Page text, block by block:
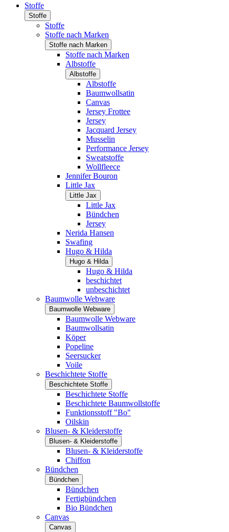
Stoffe
Stoffe
Stoffe
Stoffe nach Marken
Stoffe nach Marken
Stoffe nach Marken
Albstoffe
Albstoffe
Albstoffe
Baumwollsatin
Canvas
Jersey Frottee
Jersey
Jacquard Jersey
Musselin
Performance Jersey
Sweatstoffe
Wollfleece
Jennifer Bouron
Little Jax
Little Jax
Little Jax
Bündchen
Jersey
Nerida Hansen
Swafing
Hugo & Hilda
Hugo & Hilda
Hugo & Hilda
beschichtet
unbeschichtet
Baumwolle Webware
Baumwolle Webware
Baumwolle Webware
Baumwollsatin
Köper
Popeline
Seersucker
Voile
Beschichtete Stoffe
Beschichtete Stoffe
Beschichtete Stoffe
Beschichtete Baumwollstoffe
Funktionsstoff "Bo"
Oilskin
Blusen- & Kleiderstoffe
Blusen- & Kleiderstoffe
Blusen- & Kleiderstoffe
Chiffon
Bündchen
Bündchen
Bündchen
Fertigbündchen
Bio Bündchen
Canvas
Canvas